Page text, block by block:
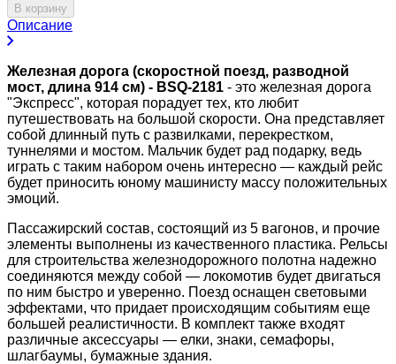
В корзину
Описание
Железная дорога (скоростной поезд, разводной
мост, длина 914 см) - BSQ-2181 - это железная дорога
"Экспресс", которая порадует тех, кто любит
путешествовать на большой скорости. Она представляет
собой длинный путь с развилками, перекрестком,
туннелями и мостом. Мальчик будет рад подарку, ведь
играть с таким набором очень интересно — каждый рейс
будет приносить юному машинисту массу положительных
эмоций.
Пассажирский состав, состоящий из 5 вагонов, и прочие
элементы выполнены из качественного пластика. Рельсы
для строительства железнодорожного полотна надежно
соединяются между собой — локомотив будет двигаться
по ним быстро и уверенно. Поезд оснащен световыми
эффектами, что придает происходящим событиям еще
большей реалистичности. В комплект также входят
различные аксессуары — елки, знаки, семафоры,
шлагбаумы, бумажные здания.